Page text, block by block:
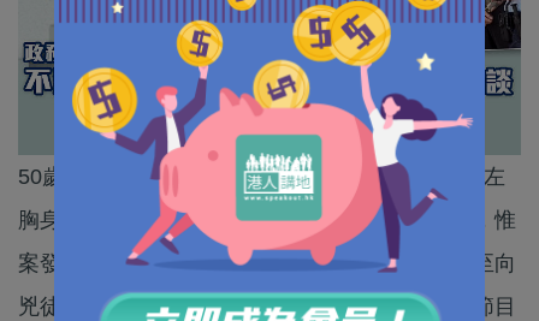
50歲男子梁健輝7.1晚上在銅鑼灣刺傷警員後自插左
胸身亡，警方將事件定性為「孤狼式」恐怖襲擊，惟
案發後翌日，仍有市民帶同鮮花到事發現場，甚至向
兇徒「致敬」。政務司司長李家超出席一電視台節目